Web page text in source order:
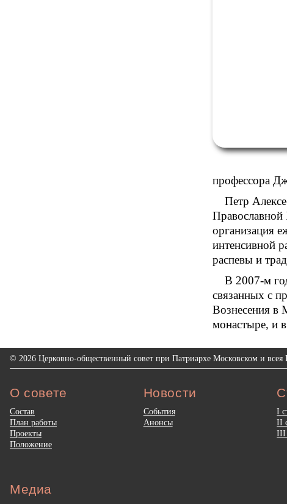
профессора
Петр
Православной
организация
интенсивной
распевы и
В 2007-м
связанных с
Вознесения в
монастыре, и
© 2026 Церковно-общественный совет при Патриархе Московском и всея
О совете
Состав
План работы
Проекты
Положение
Новости
События
Анонсы
I
II
III
Медиа